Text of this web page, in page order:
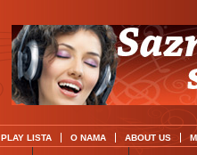
PLAY LISTA O NAMA ABOUT US